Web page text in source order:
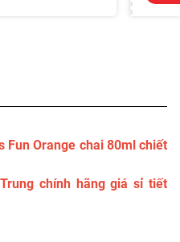
Fun Orange chai 80ml chiết
chính hãng giá sỉ tiết